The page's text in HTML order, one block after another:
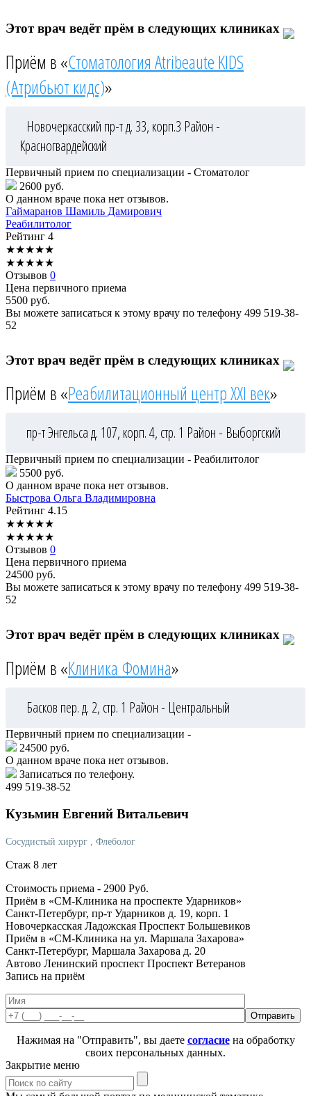
Этот врач ведёт прём в следующих клиниках
Приём в «Стоматология Atribeaute KIDS
(Атрибьют кидс)»
Новочеркасский пр-т д. 33, корп.3 Район -
Красногвардейский
Первичный прием по специализации - Стоматолог
2600 руб.
О данном враче пока нет отзывов.
Гаймаранов Шамиль Дамирович
Реабилитолог
Рейтинг 4
★★★★★
★★★★★
Отзывов 0
Цена первичного приема
5500 руб.
Вы можете записаться к этому врачу по телефону 499 519-38-
52
Этот врач ведёт прём в следующих клиниках
Приём в «Реабилитационный центр XXI век»
пр-т Энгельса д. 107, корп. 4, стр. 1 Район - Выборгский
Первичный прием по специализации - Реабилитолог
5500 руб.
О данном враче пока нет отзывов.
Быстрова Ольга Владимировна
Рейтинг 4.15
★★★★★
★★★★★
Отзывов 0
Цена первичного приема
24500 руб.
Вы можете записаться к этому врачу по телефону 499 519-38-
52
Этот врач ведёт прём в следующих клиниках
Приём в «Клиника Фомина»
Басков пер. д. 2, стр. 1 Район - Центральный
Первичный прием по специализации -
24500 руб.
О данном враче пока нет отзывов.
Записаться по телефону.
499 519-38-52
Кузьмин Евгений Витальевич
Сосудистый хирург , Флеболог
Стаж 8 лет
Стоимость приема - 2900 Руб.
Приём в «СМ-Клиника на проспекте Ударников»
Санкт-Петербург, пр-т Ударников д. 19, корп. 1
Новочеркасская Ладожская Проспект Большевиков
Приём в «СМ-Клиника на ул. Маршала Захарова»
Санкт-Петербург, Маршала Захарова д. 20
Автово Ленинский проспект Проспект Ветеранов
Запись на приём
Нажимая на "Отправить", вы даете согласиена обработку
своих персональных данных.
Закрытие меню